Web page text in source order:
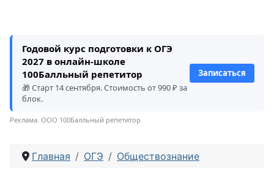
Годовой курс подготовки к ОГЭ
2027 в онлайн-школе
100Балльный репетитор
🎁 Старт 14 сентября. Стоимость от 990 ₽ за
блок.
Записаться
Реклама. ООО 100Балльный репетитор
Главная ОГЭ Обществознание